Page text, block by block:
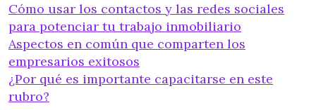
Cómo usar los contactos y las redes sociales
para potenciar tu trabajo inmobiliario
Aspectos en común que comparten los
empresarios exitosos
¿Por qué es importante capacitarse en este
rubro?